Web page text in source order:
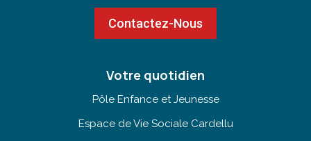
Contactez-Nous
Votre quotidien
Pôle Enfance et Jeunesse
Espace de Vie Sociale Cardellu